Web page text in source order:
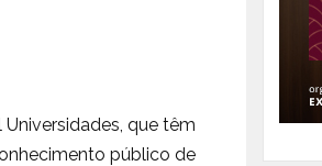
que têm
público de